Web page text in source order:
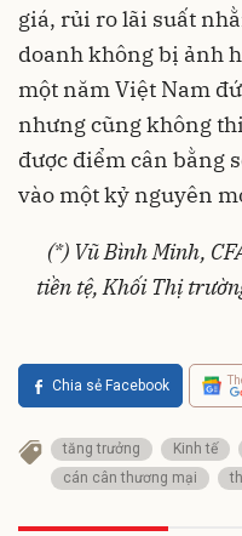
giá, rủi ro lãi suất
doanh không bị ảnh
một năm Việt Nam
nhưng cũng không
được điểm cân bằng
vào một kỷ nguyên
(*) Vũ Bình Minh,
tiền tệ, Khối Thị
Chia sẻ Facebook
tăng trưởng Kinh tế
cán cân thương mại